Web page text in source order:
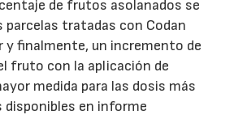
de frutos asolanados se
parcelas tratadas con Codan
y finalmente, un incremento de
fruto con la aplicación de
medida para las dosis más
disponibles en informe